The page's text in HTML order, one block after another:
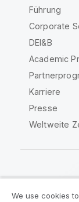
Führung
Corporate
DEI&B
Academic
Karriere
Presse
Weltweite
We use cookies